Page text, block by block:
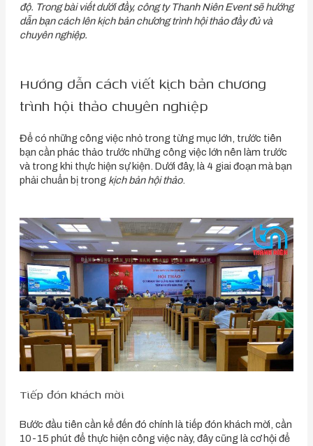
độ. Trong bài viết dưới đầy, công ty Thanh Niên Event sẽ hướng
dẫn bạn cách lên kịch bản chương trình hội thảo đầy đủ và
chuyên nghiệp.
Hướng dẫn cách viết kịch bản chương
trình hội thảo chuyên nghiệp
Để có những công việc nhỏ trong từng mục lớn, trước tiên
bạn cần phác thảo trước những công việc lớn nên làm trước
và trong khi thực hiện sự kiện. Dưới đây, là 4 giai đoạn mà bạn
phải chuẩn bị trong kịch bản hội thảo.
Tiếp đón khách mời
Bước đầu tiên cần kể đến đó chính là tiếp đón khách mời, cần
10-15 phút để thực hiện công việc này, đây cũng là cơ hội để